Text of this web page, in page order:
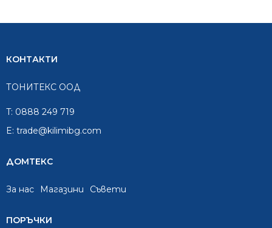
КОНТАКТИ
ТОНИТЕКС ООД
T: 0888 249 719
E: trade@kilimibg.com
ДОМТЕКС
За нас Mагазини Съвети
ПОРЪЧКИ